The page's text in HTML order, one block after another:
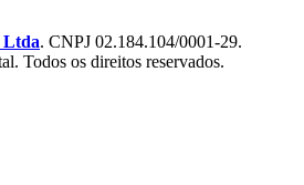
Ltda. CNPJ 02.184.104/0001-29.
Todos os direitos reservados.